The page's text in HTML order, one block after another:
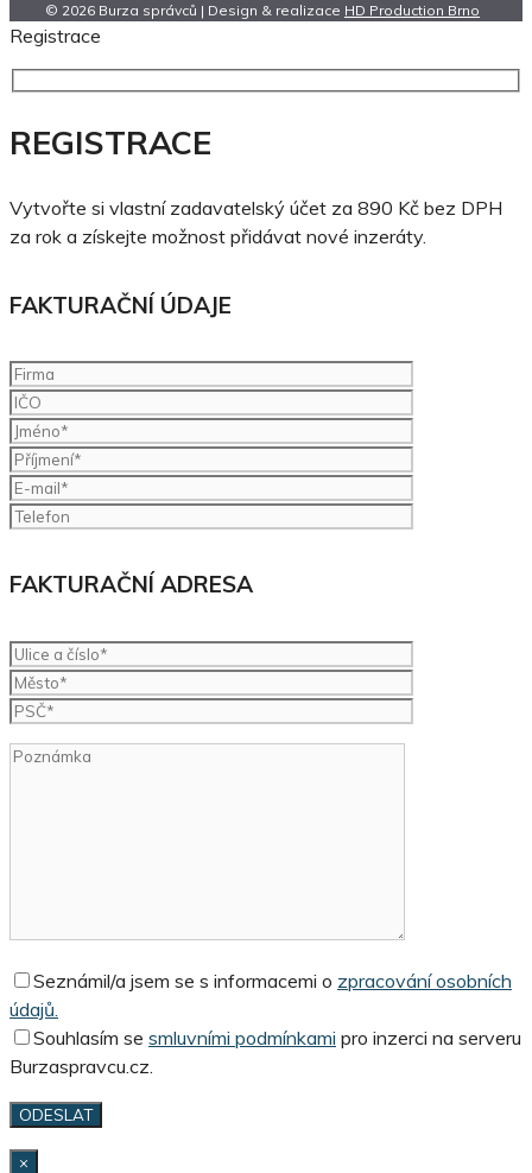
© 2026 Burza správců | Design & realizace HD Production Brno
Registrace
REGISTRACE
Vytvořte si vlastní zadavatelský účet za 890 Kč bez DPH
za rok a získejte možnost přidávat nové inzeráty.
FAKTURAČNÍ ÚDAJE
FAKTURAČNÍ ADRESA
Seznámil/a jsem se s informacemi o zpracování osobních
údajů.
Souhlasím se smluvními podmínkami pro inzerci na serveru
Burzaspravcu.cz.
×